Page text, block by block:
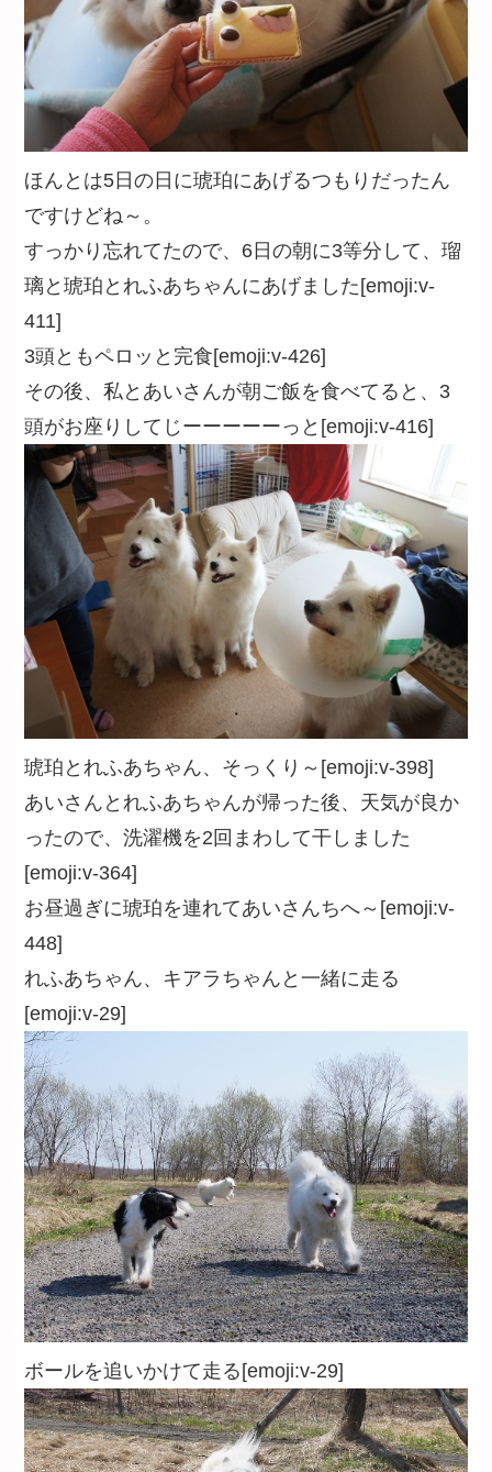
ほんとは5日の日に琥珀にあげるつもりだったん
ですけどね～。
すっかり忘れてたので、6日の朝に3等分して、瑠
璃と琥珀とれふあちゃんにあげました[emoji:v-
411]
3頭ともペロッと完食[emoji:v-426]
その後、私とあいさんが朝ご飯を食べてると、3
頭がお座りしてじーーーーーっと[emoji:v-416]
琥珀とれふあちゃん、そっくり～[emoji:v-398]
あいさんとれふあちゃんが帰った後、天気が良か
ったので、洗濯機を2回まわして干しました
[emoji:v-364]
お昼過ぎに琥珀を連れてあいさんちへ～[emoji:v-
448]
れふあちゃん、キアラちゃんと一緒に走る
[emoji:v-29]
ボールを追いかけて走る[emoji:v-29]